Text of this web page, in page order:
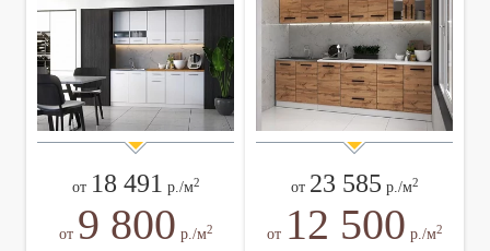
от 18 491 р./м2
от 9 800 р./м2
от 23 585 р./м2
от 12 500 р./м2